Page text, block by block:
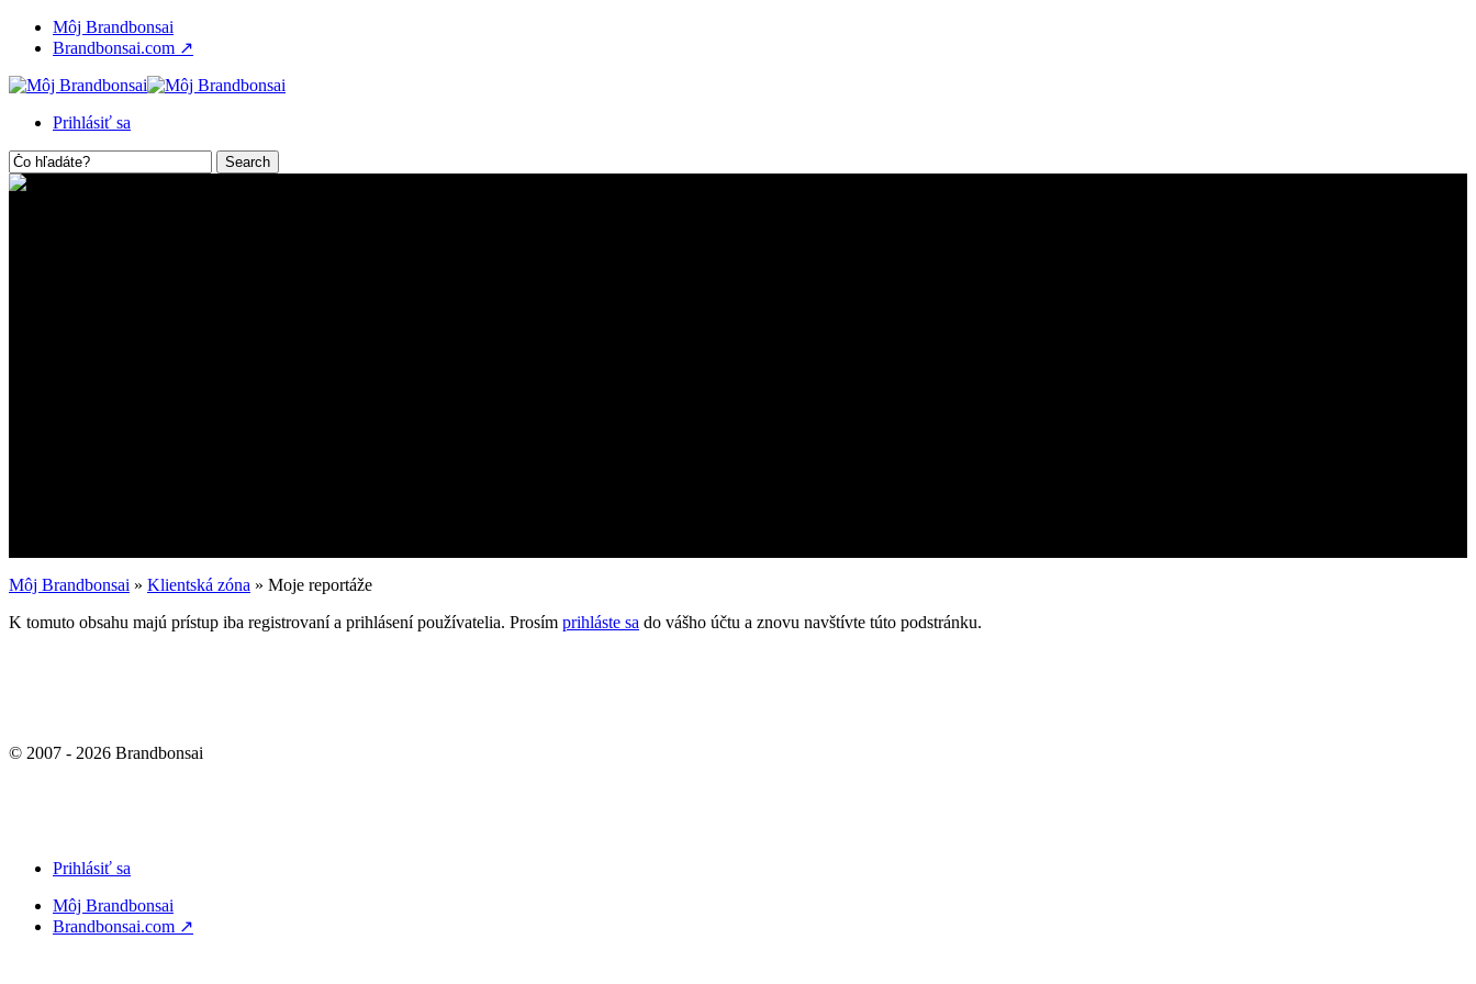
Skip
content
Môj Brandbonsai
Brandbonsai.com ↗
Menu Prihlásiť sa
Search
Close
Môj Brandbonsai » Klientská zóna » Moje reportáže
K tomuto obsahu majú prístup iba registrovaní a prihlásení používatelia. Prosím prihláste sa do vášho účtu a znovu navštívte túto podstránku.
© 2007 - 2026 Brandbonsai
Close
Prihlásiť sa
Môj Brandbonsai
Brandbonsai.com ↗